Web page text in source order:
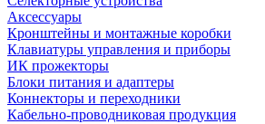
Аксессуары
Кронштейны и монтажные коробки
Клавиатуры управления и приборы
ИК прожекторы
Блоки питания и адаптеры
Коннекторы и переходники
Кабельно-проводниковая продукция